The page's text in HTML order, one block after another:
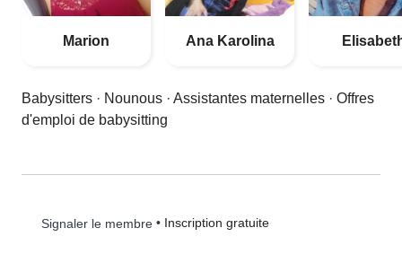
Marion Ana Karolina
Babysitters · Nounous · Assistantes maternelles · Offres
d'emploi de babysitting
Signaler le membre• Inscription gratuite